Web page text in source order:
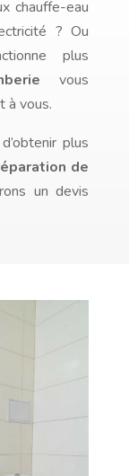
chauffe-eau
? Ou
plus
vous
à vous.
plus
de
un devis